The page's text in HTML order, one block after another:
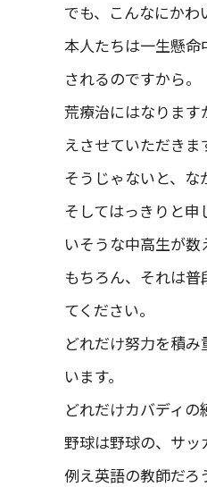
でも、こんなにかわ
本人たちは一生懸命
されるのですから。
荒療治にはなりま
えさせていただきま
そうじゃないと、な
そしてはっきりと
いそうな中高生が数
もちろん、それは
てください。
どれだけ努力を積
います。
どれだけカバディの
野球は野球の、サッ
例え英語の教師だろ